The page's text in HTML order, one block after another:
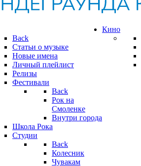
Back
Статьи о музыке
Новые имена
Личный плейлист
Релизы
Фестивали
Back
Рок на
Смоленке
Внутри города
Школа Рока
Студии
Back
Колесник
Чувакам
Кино